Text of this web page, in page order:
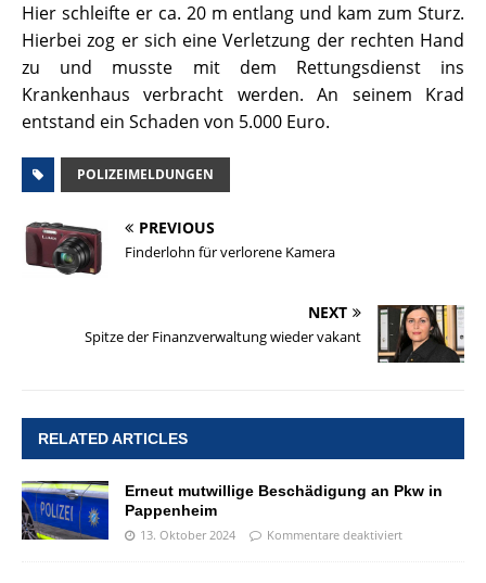
Hier schleifte er ca. 20 m entlang und kam zum Sturz.
Hierbei zog er sich eine Verletzung der rechten Hand
zu und musste mit dem Rettungsdienst ins
Krankenhaus verbracht werden. An seinem Krad
entstand ein Schaden von 5.000 Euro.
POLIZEIMELDUNGEN
PREVIOUS
Finderlohn für verlorene Kamera
NEXT
Spitze der Finanzverwaltung wieder vakant
RELATED ARTICLES
Erneut mutwillige Beschädigung an Pkw in
Pappenheim
13. Oktober 2024 Kommentare deaktiviert